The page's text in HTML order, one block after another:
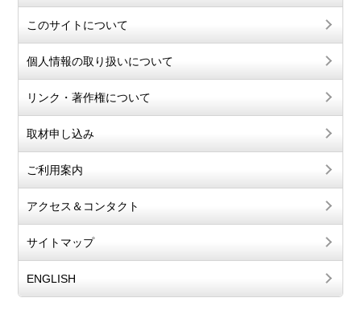
このサイトについて
個人情報の取り扱いについて
リンク・著作権について
取材申し込み
ご利用案内
アクセス＆コンタクト
サイトマップ
ENGLISH